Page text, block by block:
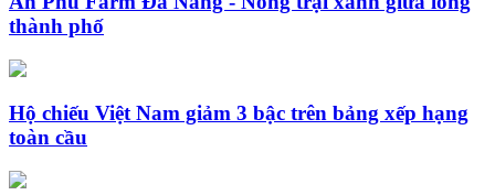
thành phố
Hộ chiếu Việt Nam giảm 3 bậc trên bảng xếp hạng
toàn cầu